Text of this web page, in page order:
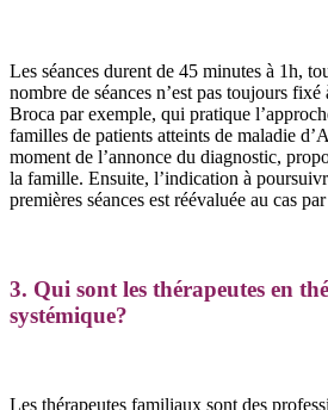
Les séances durent de 45 minutes à 1h,
nombre de séances n’est pas toujours fixé
Broca par exemple, qui pratique
familles de patients atteints de maladie
moment de l’annonce du diagnostic,
la famille. Ensuite, l’indication à
premières séances est réévaluée au cas par
3. Qui sont les thérapeutes en
systémique?
Les thérapeutes familiaux sont des